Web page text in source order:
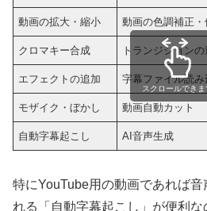
動画の拡大・縮小 動画の色調補正・
クロマキー合成 トランジションの
エフェクトの追加 字幕ファイル読み
モザイク・ぼかし 動画自動カット
自動字幕起こし AI音声生成
スクロールできま
特にYouTube用の動画であれば音
れる「自動字幕起こし」が便利な